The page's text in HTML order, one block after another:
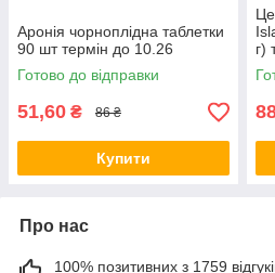
Аронія чорноплідна таблетки
90 шт термін до 10.26
Готово до відправки
51,60 ₴ 86 ₴
Купити
г)
Про нас
100% позитивних з 1759